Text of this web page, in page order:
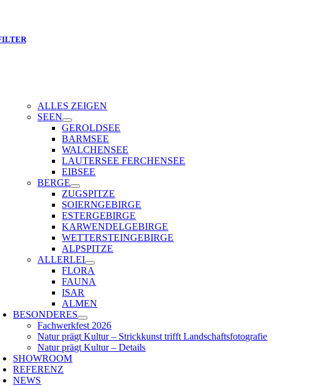
ALLES ZEIGEN
SEEN
GEROLDSEE
BARMSEE
WALCHENSEE
LAUTERSEE FERCHENSEE
EIBSEE
BERGE
ZUGSPITZE
SOIERNGEBIRGE
ESTERGEBIRGE
KARWENDELGEBIRGE
WETTERSTEINGEBIRGE
ALPSPITZE
ALLERLEI
FLORA
FAUNA
ISAR
ALMEN
BESONDERES
Fachwerkfest 2026
Natur prägt Kultur – Strickkunst trifft Landschaftsfotografie
Natur prägt Kultur – Details
SHOWROOM
REFERENZ
NEWS